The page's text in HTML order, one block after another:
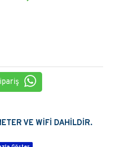
VE WİFİ DAHİLDİR.